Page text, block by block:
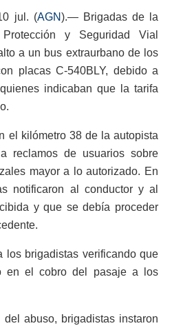
jul. (AGN).― Brigadas de la
y Seguridad Vial
a un bus extraurbano de los
placas C-540BLY, debido a
indicaban que la tarifa
el kilómetro 38 de la autopista
reclamos de usuarios sobre
mayor a lo autorizado. En
notificaron al conductor y al
y que se debía proceder
los brigadistas verificando que
en el cobro del pasaje a los
abuso, brigadistas instaron